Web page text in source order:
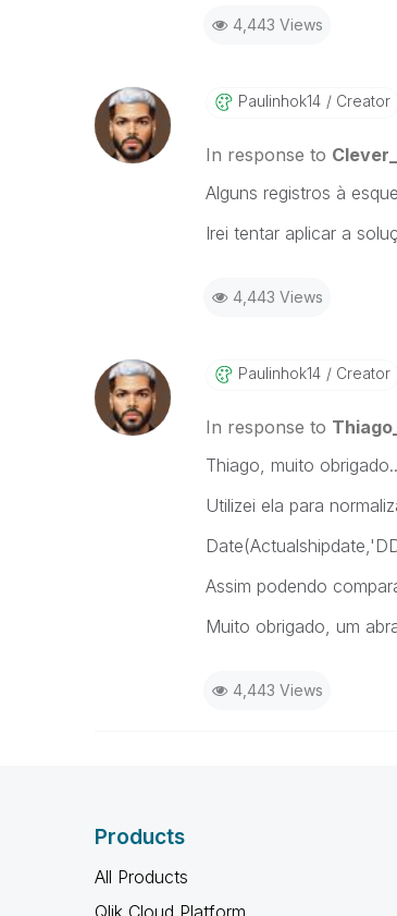
4,443 Views
Paulinhok14 Creator
In response to
Alguns registros à
Irei tentar aplicar a
4,443 Views
Paulinhok14 Creator
In response to
Thiago, muito
Utilizei ela para
Assim podendo
Muito obrigado, um
4,443 Views
Products
All Products
Qlik Cloud Platform